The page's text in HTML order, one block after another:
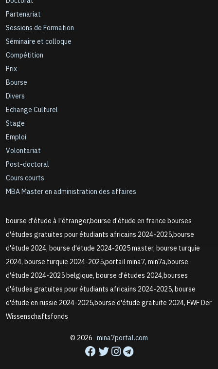
Partenariat
Sessions de Formation
Séminaire et colloque
Compétition
Prix
Bourse
Divers
Echange Culturel
Stage
Emploi
Volontariat
Post-doctoral
Cours courts
MBA Master en administration des affaires
bourse d'étude à l'étranger,bourse d'étude en france bourses
d'études gratuites pour étudiants africains 2024-2025,bourse
d'étude 2024, bourse d'étude 2024-2025 master, bourse turquie
2024, bourse turquie 2024-2025,portail mina7, min7a,bourse
d'étude 2024-2025 belgique, bourse d'études 2024,bourses
d'études gratuites pour étudiants africains 2024-2025, bourse
d'étude en russie 2024-2025,bourse d'étude gratuite 2024, FWF Der
Wissenschaftsfonds
© 2026 mina7portal.com